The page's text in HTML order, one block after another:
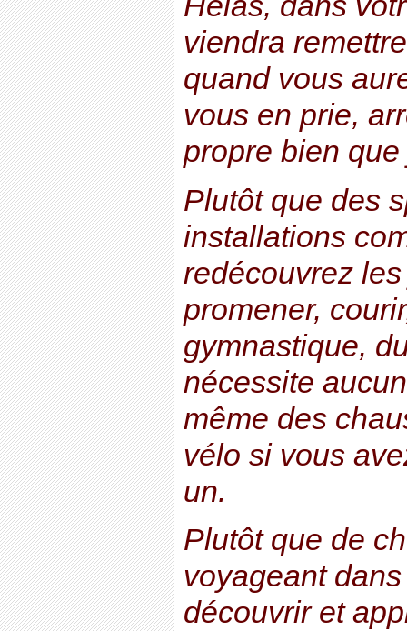
viendra
quand vous
vous en prie,
propre bien
Plutôt que des
installations
redécouvrez
promener,
gymnastique,
nécessite
même des
vélo si vous
un.
Plutôt que de
voyageant
découvrir et